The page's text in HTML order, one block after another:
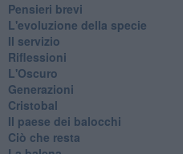
Pensieri brevi
L'evoluzione della specie
Il servizio
Riflessioni
L'Oscuro
Generazioni
Cristobal
Il paese dei balocchi
Ciò che resta